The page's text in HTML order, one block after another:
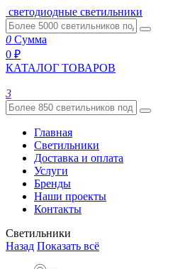
светодиодные светильники
0 Сумма
0 ₽
КАТАЛОГ ТОВАРОВ
3
Главная
Светильники
Доставка и оплата
Услуги
Бренды
Наши проекты
Контакты
Светильники
Назад Показать всё